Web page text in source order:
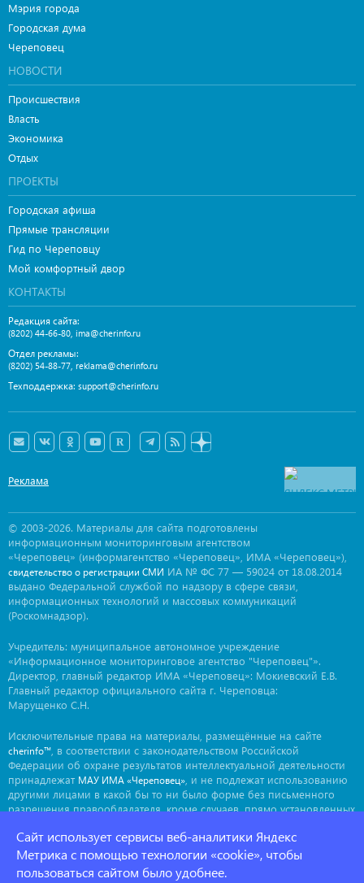
Мэрия города
Городская дума
Череповец
НОВОСТИ
Происшествия
Власть
Экономика
Отдых
ПРОЕКТЫ
Городская афиша
Прямые трансляции
Гид по Череповцу
Мой комфортный двор
КОНТАКТЫ
Редакция сайта:
(8202) 44-66-80, ima@cherinfo.ru
Отдел рекламы:
(8202) 54-88-77, reklama@cherinfo.ru
Техподдержка: support@cherinfo.ru
Реклама
© 2003-2026. Материалы для сайта подготовлены
информационным мониторинговым агентством
«Череповец» (информагентство «Череповец», ИМА «Череповец»),
свидетельство о регистрации СМИ ИА № ФС 77 — 59024 от 18.08.2014
выдано Федеральной службой по надзору в сфере связи,
информационных технологий и массовых коммуникаций
(Роскомнадзор).
Учредитель: муниципальное автономное учреждение
«Информационное мониторинговое агентство "Череповец"».
Директор, главный редактор ИМА «Череповец»: Мокиевский Е.В.
Главный редактор официального сайта г. Череповца:
Марущенко С.Н.
Исключительные права на материалы, размещённые на сайте
cherinfo™ , в соответствии с законодательством Российской
Федерации об охране результатов интеллектуальной деятельности
принадлежат МАУ ИМА «Череповец» , и не подлежат использованию
другими лицами в какой бы то ни было форме без письменного
разрешения правообладателя, кроме случаев, прямо установленных
ima@cherinfo.ru. Мнение авторов может не совпадать с мнением
редакции.
При использовании материалов сайтаcherinfo™
Сайт использует сервисы веб-аналитики Яндекс
Метрика с помощью технологии «cookie», чтобы
пользоваться сайтом было удобнее.